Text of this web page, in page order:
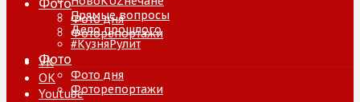
Фото
Фото дня
Фоторепортажи
VK
ОК
Youtube
Прямые вопросы
Дело прошлого
#КузняРулит
Фото
Фото дня
Фоторепортажи